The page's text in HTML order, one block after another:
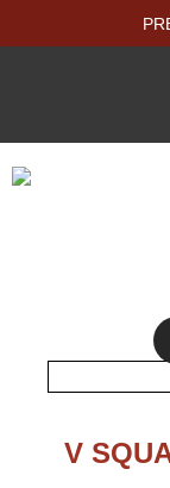
V